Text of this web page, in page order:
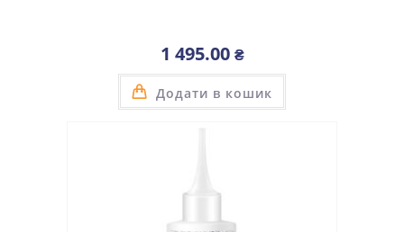
1 495.00 ₴
Додати в кошик